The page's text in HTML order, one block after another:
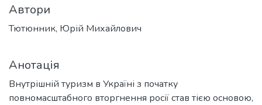
Автори
Тютюнник, Юрій Михайлович
Анотація
Внутрішній туризм в Україні з початку
повномасштабного вторгнення росії став тією основою,